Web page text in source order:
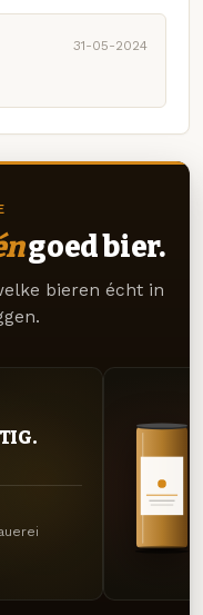
31-05-2024
goed bier.
bieren écht in